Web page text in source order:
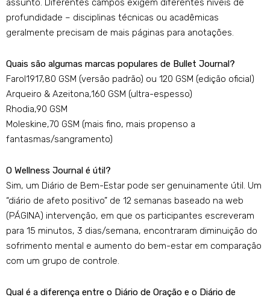
assunto. Diferentes campos exigem diferentes níveis de
profundidade – disciplinas técnicas ou acadêmicas
geralmente precisam de mais páginas para anotações.
Quais são algumas marcas populares de Bullet Journal?
Farol1917,80 GSM (versão padrão) ou 120 GSM (edição oficial)
Arqueiro & Azeitona,160 GSM (ultra-espesso)
Rhodia,90 GSM
Moleskine,70 GSM (mais fino, mais propenso a
fantasmas/sangramento)
O Wellness Journal é útil?
Sim, um Diário de Bem-Estar pode ser genuinamente útil. Um
“diário de afeto positivo” de 12 semanas baseado na web
(PÁGINA) intervenção, em que os participantes escreveram
para 15 minutos, 3 dias/semana, encontraram diminuição do
sofrimento mental e aumento do bem-estar em comparação
com um grupo de controle.
Qual é a diferença entre o Diário de Oração e o Diário de